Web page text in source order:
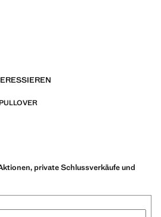
und Trends
PULLOVER
private Schlussverkäufe und